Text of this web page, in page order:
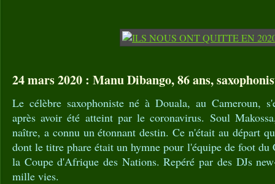
24 mars 2020 : Manu Dibango, 86 ans,
Le célèbre saxophoniste né à Douala, au Cameroun,
après avoir été atteint par le coronavirus. Soul
naître, a connu un étonnant destin. Ce n'était au départ
dont le titre phare était un hymne pour l'équipe de foot du
la Coupe d'Afrique des Nations. Repéré par des DJs
mille vies.